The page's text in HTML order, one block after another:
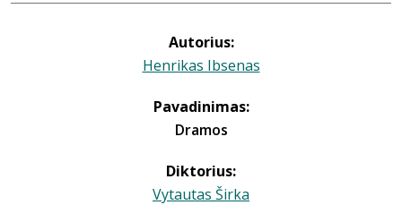
Autorius:
Henrikas Ibsenas
Pavadinimas:
Dramos
Diktorius:
Vytautas Širka